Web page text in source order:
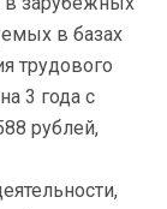
в базах
трудового
3 года с
рублей,